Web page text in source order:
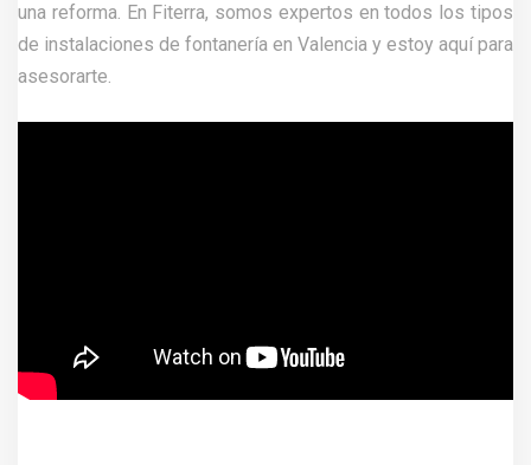
una reforma. En Fiterra, somos expertos en todos los tipos
de instalaciones de fontanería en Valencia y estoy aquí para
asesorarte.